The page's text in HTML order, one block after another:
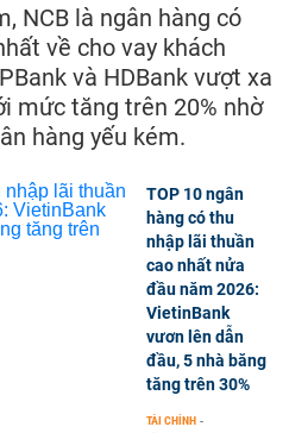
NCB là ngân hàng có
về cho vay khách
và HDBank vượt xa
mức tăng trên 20% nhờ
hàng yếu kém.
TOP 10 ngân
hàng có thu
nhập lãi thuần
cao nhất nửa
đầu năm 2026:
VietinBank
vươn lên dẫn
đầu, 5 nhà băng
tăng trên 30%
TÀI CHÍNH -